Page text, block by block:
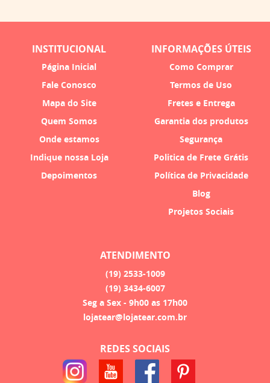
INSTITUCIONAL
Página Inicial
Fale Conosco
Mapa do Site
Quem Somos
Onde estamos
Indique nossa Loja
Depoimentos
INFORMAÇÕES ÚTEIS
Como Comprar
Termos de Uso
Fretes e Entrega
Garantia dos produtos
Segurança
Politica de Frete Grátis
Política de Privacidade
Blog
Projetos Sociais
ATENDIMENTO
(19) 2533-1009
(19) 3434-6007
Seg a Sex - 9h00 as 17h00
lojatear@lojatear.com.br
REDES SOCIAIS